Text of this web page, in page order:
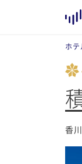
ホテ
香